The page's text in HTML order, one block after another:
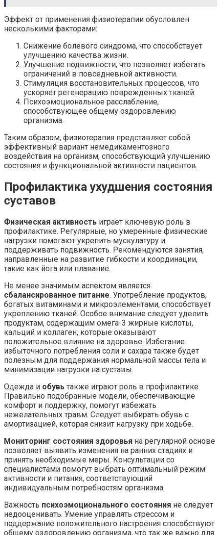
Эффект от применения физиотерапии обусловлен
несколькими факторами:
Снижение болевого синдрома, что способствует
улучшению качества жизни.
Улучшение подвижности, что позволяет избегать
ограничений в повседневной активности.
Стимуляция восстановительных процессов, что
ускоряет регенерацию поврежденных тканей.
Психоэмоциональное расслабление,
способствующее общему оздоровлению
организма.
Таким образом, физиотерапия представляет собой
эффективный вариант немедикаментозного
воздействия на организм, способствующий улучшению
состояния и функциональной активности пациентов.
Профилактика ухудшения состояния
суставов
Физическая активность играет ключевую роль в
профилактике. Регулярные, но умеренные физические
нагрузки помогают укрепить мускулатуру и
поддерживать подвижность. Рекомендуются занятия,
направленные на развитие гибкости и координации,
такие как йога или плавание.
Не менее значимым аспектом является
сбалансированное питание. Употребление продуктов,
богатых витаминами и микроэлементами, способствует
укреплению тканей. Особое внимание следует уделить
продуктам, содержащим омега-3 жирные кислоты,
кальций и коллаген, которые оказывают
положительное влияние на здоровье. Избегание
избыточного потребления соли и сахара также будет
полезным для поддержания нормальной массы тела и
минимизации нагрузки на суставы.
Одежда и обувь также играют роль в профилактике.
Правильно подобранные модели, обеспечивающие
комфорт и поддержку, помогут избежать
нежелательных травм. Следует выбирать обувь с
амортизацией, которая снизит нагрузку при ходьбе.
Мониторинг состояния здоровья на регулярной основе
позволяет выявить изменения на ранних стадиях и
принять необходимые меры. Консультации со
специалистами помогут выбрать оптимальный режим
активности и питания, соответствующий
индивидуальным потребностям организма.
Важность психоэмоционального состояния не следует
недооценивать. Умение управлять стрессом и
поддержание положительного настроения способствуют
общему оздоровлению организма, что так же важно для